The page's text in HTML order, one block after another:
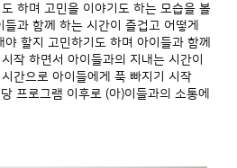
하며 고민을 이야기도 하는 모습을 볼
과 함께 하는 시간이 즐겁고 어떻게
할지 고민하기도 하며 아이들과 함께
작 하면서 아이들과의 지내는 시간이
간으로 아이들에게 푹 빠지기 시작
프로그램 이후로 (아)이들과의 소통에